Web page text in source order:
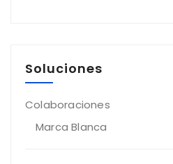
Soluciones
Colaboraciones
Marca Blanca